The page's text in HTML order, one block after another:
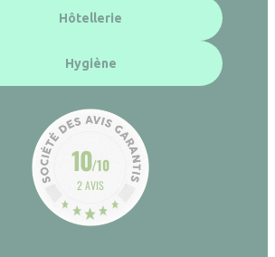
Hôtellerie
Hygiène
10/10
2 AVIS